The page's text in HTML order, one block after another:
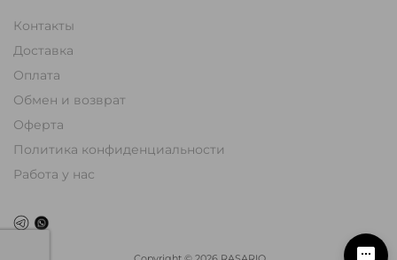
Контакты
Доставка
Оплата
Обмен и возврат
Оферта
Политика конфиденциальности
Работа у нас